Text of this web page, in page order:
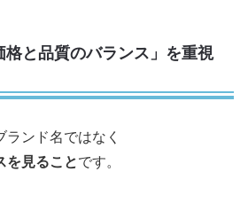
格と品質のバランス」を重視
ンド名ではなく
を見ることです。